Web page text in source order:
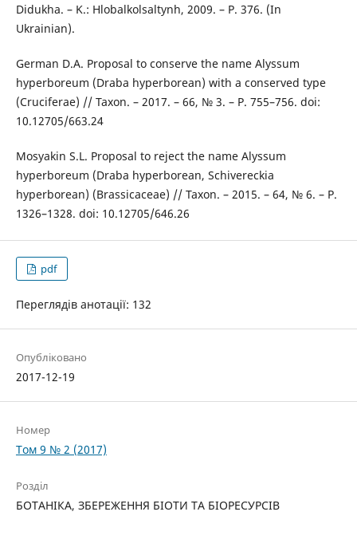
Didukha. – K.: Hlobalkolsaltynh, 2009. – P. 376. (In
Ukrainian).
German D.A. Proposal to conserve the name Alyssum
hyperboreum (Draba hyperborean) with a conserved type
(Cruciferae) // Taxon. – 2017. – 66, № 3. – P. 755–756. doi:
10.12705/663.24
Mosyakin S.L. Proposal to reject the name Alyssum
hyperboreum (Draba hyperborean, Schivereckia
hyperborean) (Brassicaceae) // Taxon. – 2015. – 64, № 6. – P.
1326–1328. doi: 10.12705/646.26
pdf
Переглядів анотації: 132
Опубліковано
2017-12-19
Номер
Том 9 № 2 (2017)
Розділ
БОТАНІКА, ЗБЕРЕЖЕННЯ БІОТИ ТА БІОРЕСУРСІВ